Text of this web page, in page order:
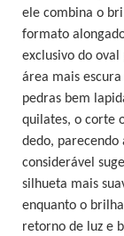
ele combina o
formato
exclusivo do
área mais
pedras bem
quilates, o corte
dedo, parecendo
considerável
silhueta mais
enquanto o
retorno de luz e